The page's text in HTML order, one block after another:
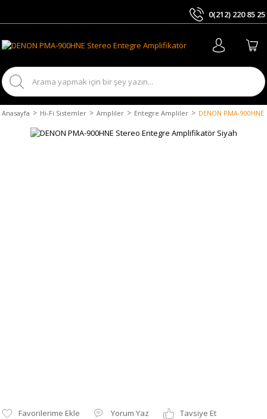
0(212) 220 85 25
Anasayfa Hi-Fi Sistemler Ampliler Entegre Ampliler DENON PMA-
Yorum Yaz
Tavsiye Et